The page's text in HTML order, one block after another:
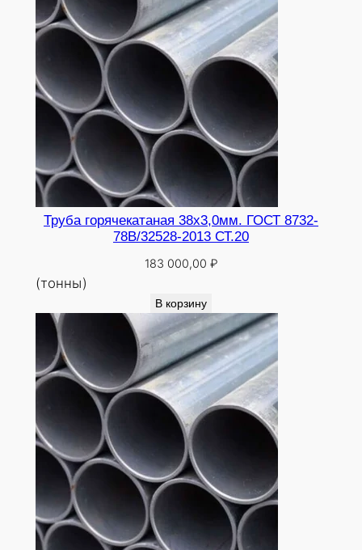
Труба горячекатаная 38х3,0мм. ГОСТ 8732-
78В/32528-2013 СТ.20
183 000,00 ₽
(тонны)
В корзину